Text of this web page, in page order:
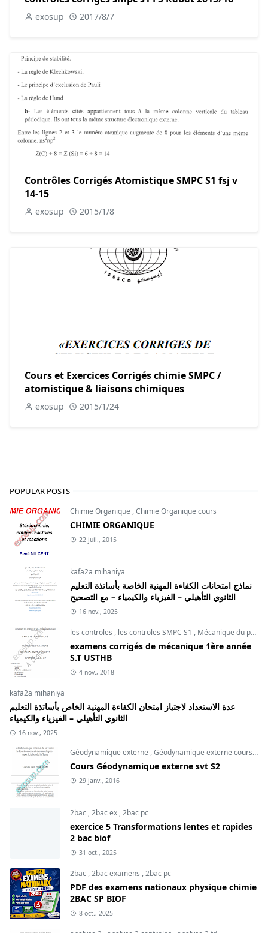
exosup 2017/8/7
Contrôles Corrigés Atomistique SMPC S1 fsj v
14-15
exosup 2015/1/8
Cours et Exercices Corrigés chimie SMPC /
atomistique & liaisons chimiques
exosup 2015/1/24
POPULAR POSTS
Chimie Organique ,Chimie Organique cours
CHIMIE ORGANIQUE
22 juil., 2015
kafa2a mihaniya
نماذج امتحانات الكفاءة المهنية الخاصة بأساتذة التعليم
الثانوي التأهيلي – الفيزياء والكيمياء – مع التصحيح
16 nov., 2025
les controles , les controles SMPC S1 , Mécanique du point
examens corrigés de mécanique 1ère année
S.T USTHB
4 nov., 2018
kafa2a mihaniya
عدة الاستعداد لاجتياز امتحان الكفاءة المهنية الخاص بأساتذة التعليم
الثانوي التأهيلي – الفيزياء والكيمياء
16 nov., 2025
Géodynamique externe ,Géodynamique externe cours ,
Cours Géodynamique externe svt S2
29 janv., 2016
2bac ,2bac ex ,2bac pc
exercice 5 Transformations lentes et rapides
2 bac biof
31 oct., 2025
2bac ,2bac examens ,2bac pc
PDF des examens nationaux physique chimie
2BAC SP BIOF
8 oct., 2025